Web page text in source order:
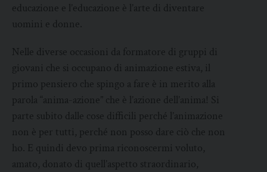
educazione e l’educazione è l’arte di diventare
uomini e donne.
Nelle diverse occasioni da formatore di gruppi di
giovani che si occupano di animazione estiva, il
primo pensiero che spingo a fare è in merito alla
parola “anima-azione” che è l’azione dell’anima! Si
parte subito dalle cose difficili perché l’animazione
non è per tutti, perché non posso dare ciò che non
ho. E quindi devo prima riconoscermi voluto,
amato, donato di quell’aspetto straordinario,